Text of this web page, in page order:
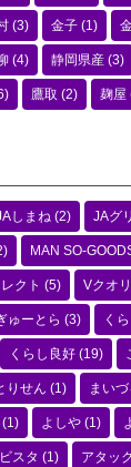
(3) 金子 (1)
(4) 静岡県産 (3)
鷹取 (2) 麹屋
しまね (2) JAグ
MAN SO-
クト (5) Vクオ
ゅーとら (3) く
くらし良好 (19)
りせん (1) まいづ
(1) よしや (1)
スタ (1) アタッ